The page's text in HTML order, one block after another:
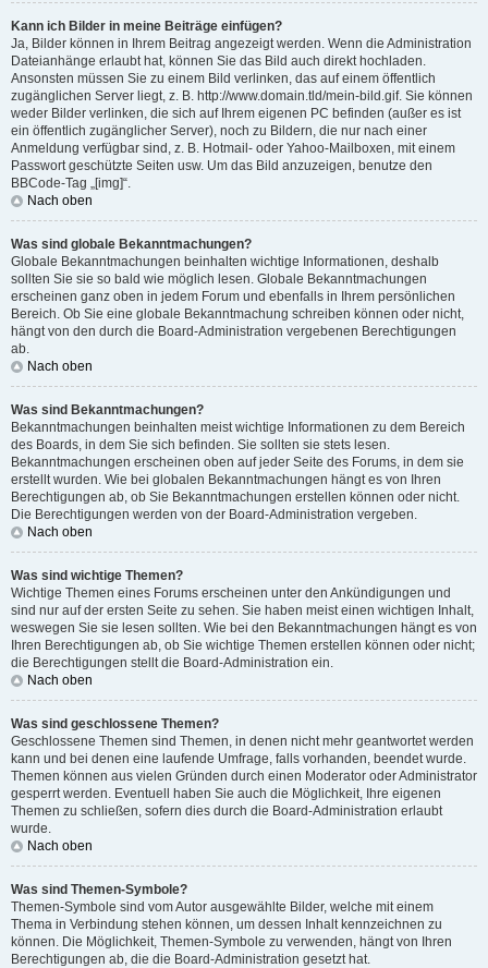
Kann ich Bilder in meine Beiträge einfügen?
Ja, Bilder können in Ihrem Beitrag angezeigt werden. Wenn die Administration
Dateianhänge erlaubt hat, können Sie das Bild auch direkt hochladen.
Ansonsten müssen Sie zu einem Bild verlinken, das auf einem öffentlich
zugänglichen Server liegt, z. B. http://www.domain.tld/mein-bild.gif. Sie können
weder Bilder verlinken, die sich auf Ihrem eigenen PC befinden (außer es ist
ein öffentlich zugänglicher Server), noch zu Bildern, die nur nach einer
Anmeldung verfügbar sind, z. B. Hotmail- oder Yahoo-Mailboxen, mit einem
Passwort geschützte Seiten usw. Um das Bild anzuzeigen, benutze den
BBCode-Tag „[img]“.
Nach oben
Was sind globale Bekanntmachungen?
Globale Bekanntmachungen beinhalten wichtige Informationen, deshalb
sollten Sie sie so bald wie möglich lesen. Globale Bekanntmachungen
erscheinen ganz oben in jedem Forum und ebenfalls in Ihrem persönlichen
Bereich. Ob Sie eine globale Bekanntmachung schreiben können oder nicht,
hängt von den durch die Board-Administration vergebenen Berechtigungen
ab.
Nach oben
Was sind Bekanntmachungen?
Bekanntmachungen beinhalten meist wichtige Informationen zu dem Bereich
des Boards, in dem Sie sich befinden. Sie sollten sie stets lesen.
Bekanntmachungen erscheinen oben auf jeder Seite des Forums, in dem sie
erstellt wurden. Wie bei globalen Bekanntmachungen hängt es von Ihren
Berechtigungen ab, ob Sie Bekanntmachungen erstellen können oder nicht.
Die Berechtigungen werden von der Board-Administration vergeben.
Nach oben
Was sind wichtige Themen?
Wichtige Themen eines Forums erscheinen unter den Ankündigungen und
sind nur auf der ersten Seite zu sehen. Sie haben meist einen wichtigen Inhalt,
weswegen Sie sie lesen sollten. Wie bei den Bekanntmachungen hängt es von
Ihren Berechtigungen ab, ob Sie wichtige Themen erstellen können oder nicht;
die Berechtigungen stellt die Board-Administration ein.
Nach oben
Was sind geschlossene Themen?
Geschlossene Themen sind Themen, in denen nicht mehr geantwortet werden
kann und bei denen eine laufende Umfrage, falls vorhanden, beendet wurde.
Themen können aus vielen Gründen durch einen Moderator oder Administrator
gesperrt werden. Eventuell haben Sie auch die Möglichkeit, Ihre eigenen
Themen zu schließen, sofern dies durch die Board-Administration erlaubt
wurde.
Nach oben
Was sind Themen-Symbole?
Themen-Symbole sind vom Autor ausgewählte Bilder, welche mit einem
Thema in Verbindung stehen können, um dessen Inhalt kennzeichnen zu
können. Die Möglichkeit, Themen-Symbole zu verwenden, hängt von Ihren
Berechtigungen ab, die die Board-Administration gesetzt hat.